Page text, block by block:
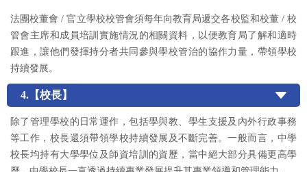
法團校董會 / 官立學校校管會須每年向教育局遞交各校監和校董 / 校
管會主席和成員培訓實施情況的相關資料，以便教育局了解和適時
跟進，讓他們發揮持分者共同參與學校管治的協作力量，帶領學校
持續發展。
4.【校長】
除了管理學校的日常運作，包括學與教、學生支援及內外行政事務
等工作，校長還須帶領學校持續發展及不斷完善。一般而言，中學
校長均持有大學學位及師資培訓的資歷，當中絕大部分具備更高學